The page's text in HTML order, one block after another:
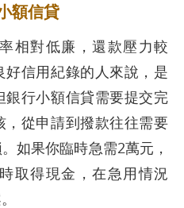
額信貸
相對低廉，還款壓力較
信用紀錄的人來說，是
行小額信貸需要提交完
從申請到撥款往往需要
如果你臨時急需2萬元，
取得現金，在急用情況